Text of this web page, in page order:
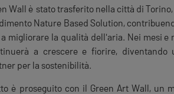
Wall è stato trasferito nella città di Torino,
Nature Based Solution,
a migliorare la qualità dell'aria. Nei mesi e
a crescere e fiorire, diventando
per la sostenibilità.
è proseguito con il Green Art Wall, un